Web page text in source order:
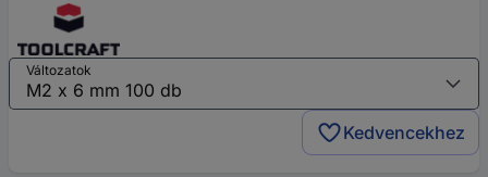
Változatok
Kedvencekhez